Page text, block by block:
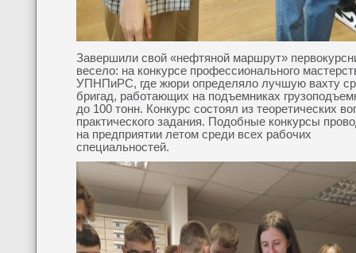
Завершили свой «нефтяной маршрут»
весело: на конкурсе профессионального
УПНПиРС, где жюри определяло лучшую вахту
бригад, работающих на подъемниках
до 100 тонн. Конкурс состоял из теоретических
практического задания. Подобные конкурсы
на предприятии летом среди всех рабочих
специальностей.